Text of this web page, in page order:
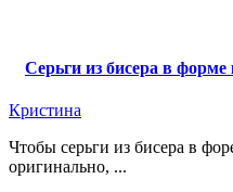
Серьги из бисера в форме
Кристина
Чтобы серьги из бисера в
оригинально, ...